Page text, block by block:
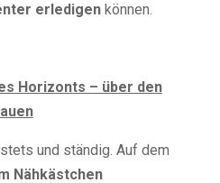
erledigenkönnen.
Horizonts – über den
und ständig. Auf dem
Nähkästchen